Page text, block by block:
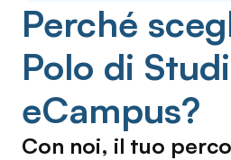
Perché
Polo di
eCampus?
Con noi, il tuo